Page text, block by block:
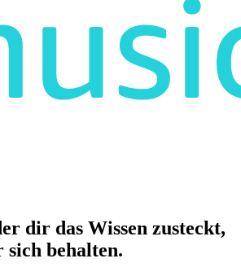
dir das Wissen zusteckt,
sich behalten.